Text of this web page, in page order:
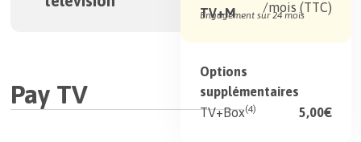
Pay TV
TV+M
/mois (TTC)
Engagement sur 24 mois
Options
supplémentaires
TV+Box(4) 5,00€